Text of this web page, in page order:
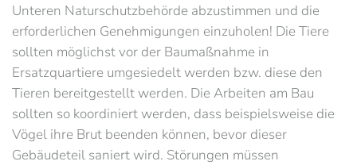
Unteren Naturschutzbehörde abzustimmen und die
erforderlichen Genehmigungen einzuholen! Die Tiere
sollten möglichst vor der Baumaßnahme in
Ersatzquartiere umgesiedelt werden bzw. diese den
Tieren bereitgestellt werden. Die Arbeiten am Bau
sollten so koordiniert werden, dass beispielsweise die
Vögel ihre Brut beenden können, bevor dieser
Gebäudeteil saniert wird. Störungen müssen